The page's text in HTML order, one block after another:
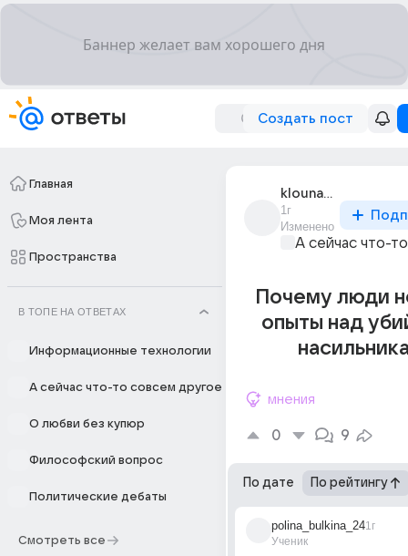
Создать пост
Главная
Моя лента
Пространства
В ТОПЕ НА ОТВЕТАХ
Информационные технологии
А сейчас что-то совсем другое
О любви без купюр
Философский вопрос
Политические дебаты
Смотреть все
klouna_zakazyvali
1г
Изменено
А сейчас что-
Почему люди
опыты над
мнения
0 9
По дате По рейтингу
polina_bulkina_24
Ученик
1г